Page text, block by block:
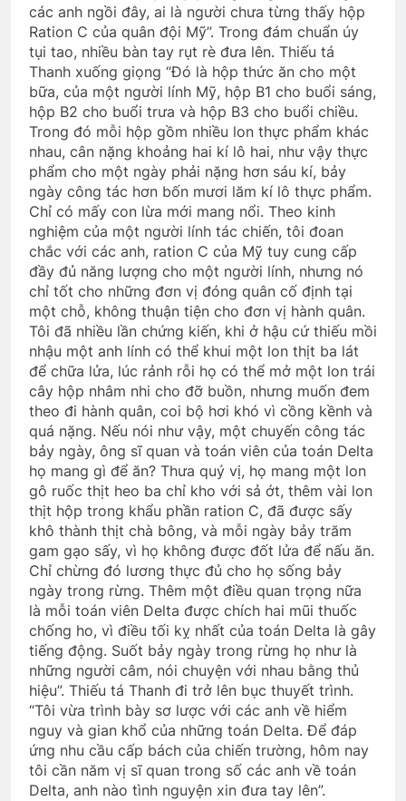
các anh ngồi đây, ai là người chưa từng thấy hộp
Ration C của quân đội Mỹ”. Trong đám chuẩn úy
tụi tao, nhiều bàn tay rụt rè đưa lên. Thiếu tá
Thanh xuống giọng “Đó là hộp thức ăn cho một
bữa, của một người lính Mỹ, hộp B1 cho buổi sáng,
hộp B2 cho buổi trưa và hộp B3 cho buổi chiều.
Trong đó mỗi hộp gồm nhiều lon thực phẩm khác
nhau, cân nặng khoảng hai kí lô hai, như vậy thực
phẩm cho một ngày phải nặng hơn sáu kí, bảy
ngày công tác hơn bốn mươi lăm kí lô thực phẩm.
Chỉ có mấy con lừa mới mang nổi. Theo kinh
nghiệm của một người lính tác chiến, tôi đoan
chắc với các anh, ration C của Mỹ tuy cung cấp
đầy đủ năng lượng cho một người lính, nhưng nó
chỉ tốt cho những đơn vị đóng quân cố định tại
một chỗ, không thuận tiện cho đơn vị hành quân.
Tôi đã nhiều lần chứng kiến, khi ở hậu cứ thiếu mồi
nhậu một anh lính có thể khui một lon thịt ba lát
để chữa lửa, lúc rảnh rỗi họ có thể mở một lon trái
cây hộp nhâm nhi cho đỡ buồn, nhưng muốn đem
theo đi hành quân, coi bộ hơi khó vì cồng kềnh và
quá nặng. Nếu nói như vậy, một chuyến công tác
bảy ngày, ông sĩ quan và toán viên của toán Delta
họ mang gì để ăn? Thưa quý vị, họ mang một lon
gô ruốc thịt heo ba chỉ kho với sả ớt, thêm vài lon
thịt hộp trong khẩu phần ration C, đã được sấy
khô thành thịt chà bông, và mỗi ngày bảy trăm
gam gạo sấy, vì họ không được đốt lửa để nấu ăn.
Chỉ chừng đó lương thực đủ cho họ sống bảy
ngày trong rừng. Thêm một điều quan trọng nữa
là mỗi toán viên Delta được chích hai mũi thuốc
chống ho, vì điều tối kỵ nhất của toán Delta là gây
tiếng động. Suốt bảy ngày trong rừng họ như là
những người câm, nói chuyện với nhau bằng thủ
hiệu”. Thiếu tá Thanh đi trở lên bục thuyết trình.
“Tôi vừa trình bày sơ lược với các anh về hiểm
nguy và gian khổ của những toán Delta. Để đáp
ứng nhu cầu cấp bách của chiến trường, hôm nay
tôi cần năm vị sĩ quan trong số các anh về toán
Delta, anh nào tình nguyện xin đưa tay lên”.